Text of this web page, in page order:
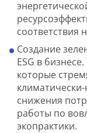
соответствия
Создание
ESG в
которые
снижения
работы по
экопрактики.